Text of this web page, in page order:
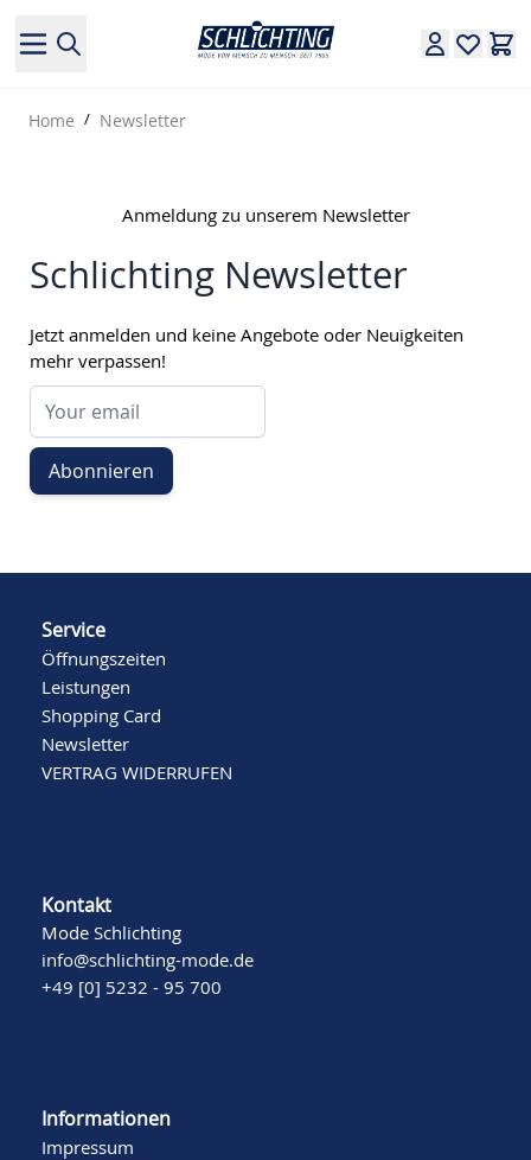
Home / Newsletter
Anmeldung zu unserem Newsletter
Schlichting Newsletter
Jetzt anmelden und keine Angebote oder Neuigkeiten
mehr verpassen!
Abonnieren
Service
Öffnungszeiten
Leistungen
Shopping Card
Newsletter
VERTRAG WIDERRUFEN
Kontakt
Mode Schlichting
info@schlichting-mode.de
+49 [0] 5232 - 95 700
Informationen
Impressum